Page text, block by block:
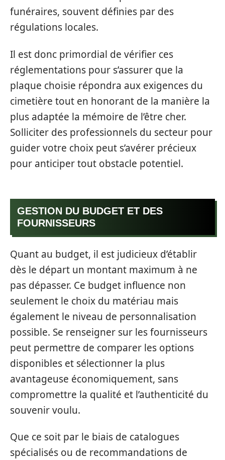
funéraires, souvent définies par des
régulations locales.
Il est donc primordial de vérifier ces
réglementations pour s’assurer que la
plaque choisie répondra aux exigences du
cimetière tout en honorant de la manière la
plus adaptée la mémoire de l’être cher.
Solliciter des professionnels du secteur pour
guider votre choix peut s’avérer précieux
pour anticiper tout obstacle potentiel.
GESTION DU BUDGET ET DES
FOURNISSEURS
Quant au budget, il est judicieux d’établir
dès le départ un montant maximum à ne
pas dépasser. Ce budget influence non
seulement le choix du matériau mais
également le niveau de personnalisation
possible. Se renseigner sur les fournisseurs
peut permettre de comparer les options
disponibles et sélectionner la plus
avantageuse économiquement, sans
compromettre la qualité et l’authenticité du
souvenir voulu.
Que ce soit par le biais de catalogues
spécialisés ou de recommandations de